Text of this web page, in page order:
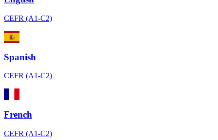
CEFR (A1-C2)
Spanish
CEFR (A1-C2)
French
CEFR (A1-C2)